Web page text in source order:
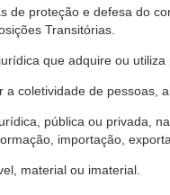
de proteção e defesa do
Transitórias.
que adquire ou
a coletividade de pessoas,
pública ou privada,
importação,
material ou imaterial.